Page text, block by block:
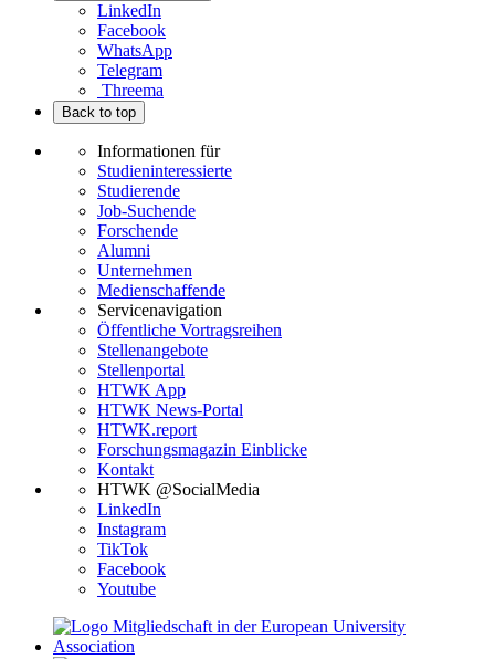
LinkedIn
Facebook
WhatsApp
Telegram
Threema
Back to top
Informationen für
Studieninteressierte
Studierende
Job-Suchende
Forschende
Alumni
Unternehmen
Medienschaffende
Servicenavigation
Öffentliche Vortragsreihen
Stellenangebote
Stellenportal
HTWK App
HTWK News-Portal
HTWK.report
Forschungsmagazin Einblicke
Kontakt
HTWK @SocialMedia
LinkedIn
Instagram
TikTok
Facebook
Youtube